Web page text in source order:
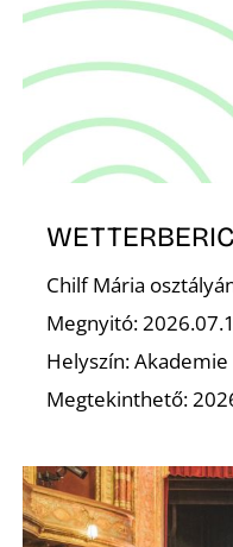
Chilf Mária
Megnyitó:
Helyszín:
Megtekinthető: